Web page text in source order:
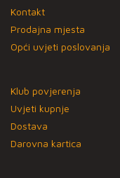
Kontakt
Prodajna mjesta
Opći uvjeti poslovanja
Klub povjerenja
Uvjeti kupnje
Dostava
Darovna kartica